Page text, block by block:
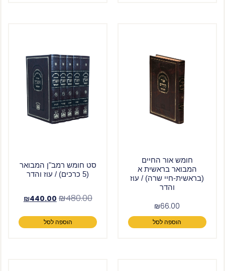
חומש אור החיים
המבואר בראשית א
(בראשית-חיי שרה) / עוז
והדר
₪66.00
הוספה לסל
סט חומש רמב"ן המבואר
(5 כרכים) / עוז והדר
₪480.00
₪440.00
הוספה לסל